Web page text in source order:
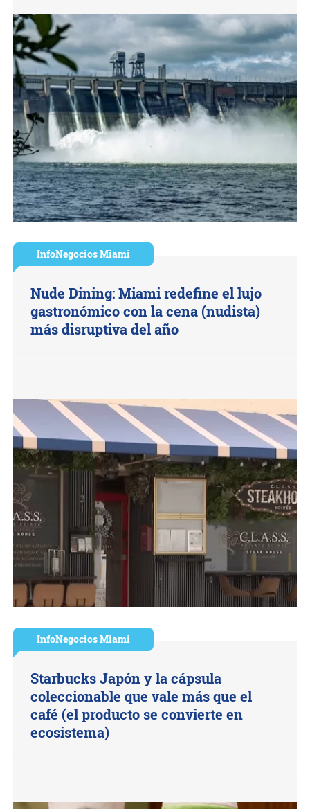
InfoNegocios Miami
Nude Dining: Miami redefine el lujo
gastronómico con la cena (nudista)
más disruptiva del año
InfoNegocios Miami
Starbucks Japón y la cápsula
coleccionable que vale más que el
café (el producto se convierte en
ecosistema)